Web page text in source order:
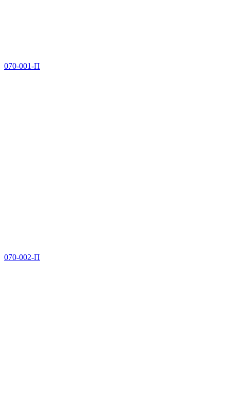
070-001-П
070-002-П